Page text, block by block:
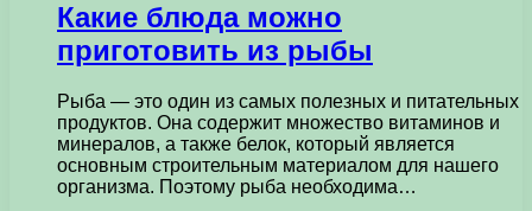
Какие блюда можно
приготовить из рыбы
Рыба — это один из самых полезных и питательных
продуктов. Она содержит множество витаминов и
минералов, а также белок, который является
основным строительным материалом для нашего
организма. Поэтому рыба необходима…